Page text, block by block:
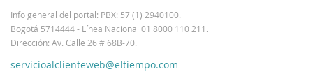
Info general del portal: PBX: 57 (1) 2940100.
Bogotá 5714444 - Línea Nacional 01 8000 110 211.
Dirección: Av. Calle 26 # 68B-70.
servicioalclienteweb@eltiempo.com